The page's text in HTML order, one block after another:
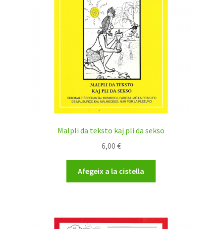
Malpli da teksto kaj pli da sekso
6,00 €
Afegeix a la cistella